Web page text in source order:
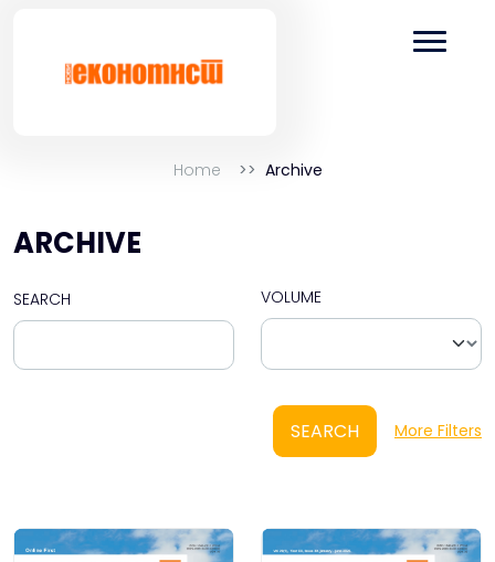
Home Archive
ARCHIVE
SEARCH VOLUME
SEARCH More Filters